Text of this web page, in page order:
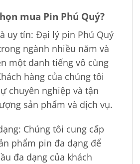
mua Pin Phú Quý?
uy tín: Đại lý pin Phú Quý
ngành nhiều năm và
một danh tiếng vô cùng
hàng của chúng tôi
chuyên nghiệp và tận
sản phẩm và dịch vụ.
Chúng tôi cung cấp
phẩm pin đa dạng để
đa dạng của khách